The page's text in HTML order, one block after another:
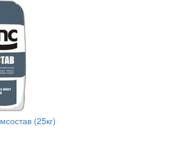
(25кг)